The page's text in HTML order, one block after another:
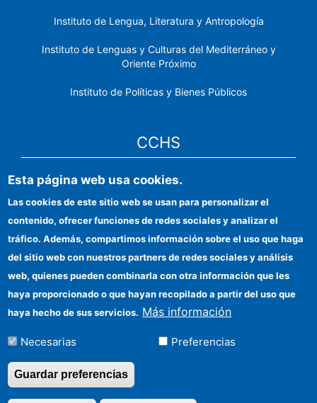
Instituto de Lengua, Literatura y Antropología
Instituto de Lenguas y Culturas del Mediterráneo y
Oriente Próximo
Instituto de Políticas y Bienes Públicos
CCHS
Sede electrónica CSIC
Identidad institucional
Información para proveedores
Ayudas FEDER
Organismos financiadores
Contacto
Cómo llegar
Esta página web usa cookies.
Las cookies de este sitio web se usan para personalizar el
contenido, ofrecer funciones de redes sociales y analizar el
tráfico. Además, compartimos información sobre el uso que haga
del sitio web con nuestros partners de redes sociales y análisis
web, quienes pueden combinarla con otra información que les
haya proporcionado o que hayan recopilado a partir del uso que
haya hecho de sus servicios. Más información
Necesarias Preferencias
Guardar preferencias